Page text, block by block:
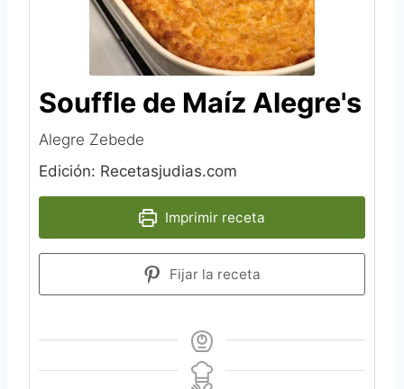
Souffle de Maíz Alegre's
Alegre Zebede
Edición: Recetasjudias.com
Imprimir receta
Fijar la receta